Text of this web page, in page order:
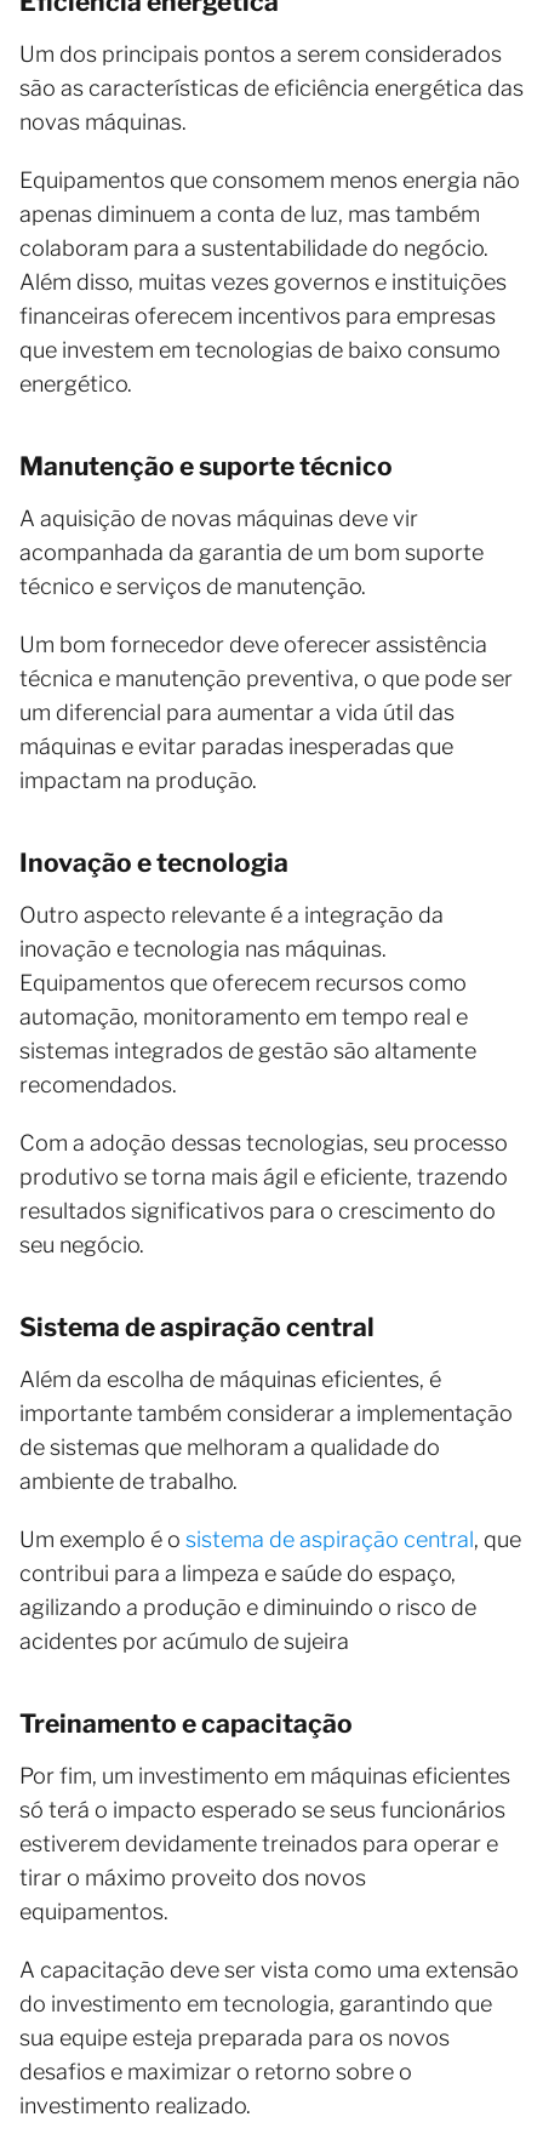
Um dos principais pontos a serem considerados
são as características de eficiência energética das
novas máquinas.
Equipamentos que consomem menos energia não
apenas diminuem a conta de luz, mas também
colaboram para a sustentabilidade do negócio.
Além disso, muitas vezes governos e instituições
financeiras oferecem incentivos para empresas
que investem em tecnologias de baixo consumo
energético.
Manutenção e suporte técnico
A aquisição de novas máquinas deve vir
acompanhada da garantia de um bom suporte
técnico e serviços de manutenção.
Um bom fornecedor deve oferecer assistência
técnica e manutenção preventiva, o que pode ser
um diferencial para aumentar a vida útil das
máquinas e evitar paradas inesperadas que
impactam na produção.
Inovação e tecnologia
Outro aspecto relevante é a integração da
inovação e tecnologia nas máquinas.
Equipamentos que oferecem recursos como
automação, monitoramento em tempo real e
sistemas integrados de gestão são altamente
recomendados.
Com a adoção dessas tecnologias, seu processo
produtivo se torna mais ágil e eficiente, trazendo
resultados significativos para o crescimento do
seu negócio.
Sistema de aspiração central
Além da escolha de máquinas eficientes, é
importante também considerar a implementação
de sistemas que melhoram a qualidade do
ambiente de trabalho.
Um exemplo é o sistema de aspiração central, que
contribui para a limpeza e saúde do espaço,
agilizando a produção e diminuindo o risco de
acidentes por acúmulo de sujeira
Treinamento e capacitação
Por fim, um investimento em máquinas eficientes
só terá o impacto esperado se seus funcionários
estiverem devidamente treinados para operar e
tirar o máximo proveito dos novos
equipamentos.
A capacitação deve ser vista como uma extensão
do investimento em tecnologia, garantindo que
sua equipe esteja preparada para os novos
desafios e maximizar o retorno sobre o
investimento realizado.